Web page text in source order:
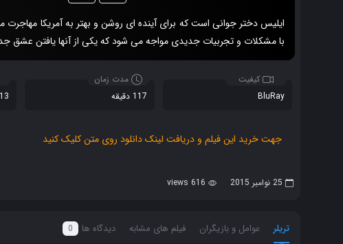
ایلیس دختر جوانی است که برای آینده ای روشن و بهتر به آمریکا
با مشکلات و تجربیات جدیدی مواجه می شود که یکی از آنها یافتن عشق
کیفیت
BluRay
مدت زمان
117 دقیقه
جهت خرید این فیلم و دریافت لینک دانلود روی متن کلیک کنید
25 نوامبر 2015 616 views
تریلر عوامل و بازیگران فیلم های مشابه دیدگاه ها 0